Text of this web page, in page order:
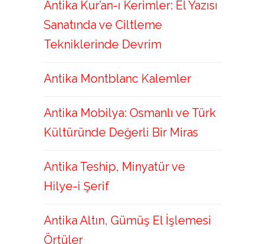
Antika Kur’an-ı Kerimler: El Yazısı
Sanatında ve Ciltleme
Tekniklerinde Devrim
Antika Montblanc Kalemler
Antika Mobilya: Osmanlı ve Türk
Kültüründe Değerli Bir Miras
Antika Teship, Minyatür ve
Hilye-i Şerif
Antika Altın, Gümüş El İşlemesi
Örtüler